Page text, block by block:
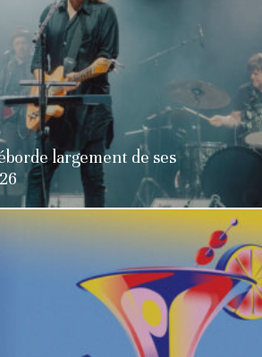
largement de ses